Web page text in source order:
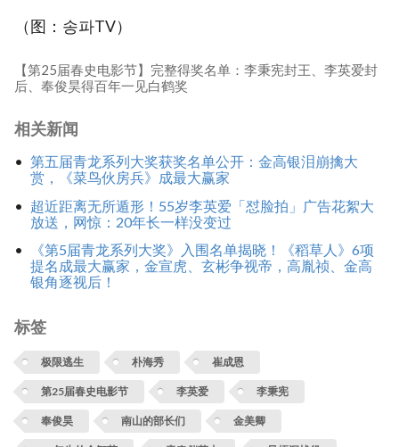
（图：송파TV）
【第25届春史电影节】完整得奖名单：李秉宪封王、李英爱封
后、奉俊昊得百年一见白鹤奖
相关新闻
第五届青龙系列大奖获奖名单公开：金高银泪崩擒大
赏，《菜鸟伙房兵》成最大赢家
超近距离无所遁形！55岁李英爱「怼脸拍」广告花絮大
放送，网惊：20年长一样没变过
《第5届青龙系列大奖》入围名单揭晓！《稻草人》6项
提名成最大赢家，金宣虎、玄彬争视帝，高胤祯、金高
银角逐视后！
标签
极限逃生 朴海秀 崔成恩
第25届春史电影节 李英爱 李秉宪
奉俊昊 南山的部长们 金美卿